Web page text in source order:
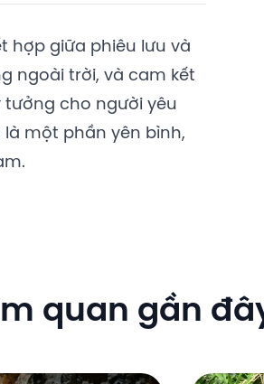
hợp giữa phiêu lưu và
ngoài trời, và cam kết
cho người yêu
là một phần yên bình,
quan gần